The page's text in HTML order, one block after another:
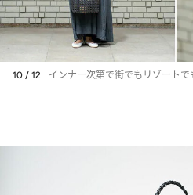
10 / 12 インナー次第で街でもリゾートで